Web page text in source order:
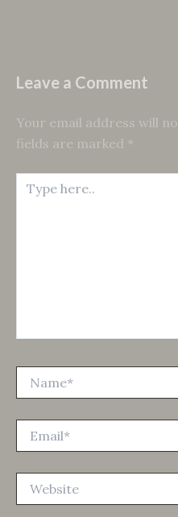
Leave a Comment
Your email address will
fields are marked *
here..